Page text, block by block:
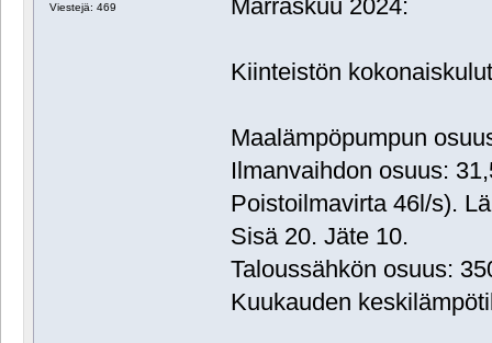
Viestejä: 469 Marraskuu 2024:
Kiinteistön
Maalämpöpumpun
Ilmanvaihdon osuus:
Poistoilmavirta 46l/s).
Sisä 20. Jäte 10.
Taloussähkön osuus:
Kuukauden